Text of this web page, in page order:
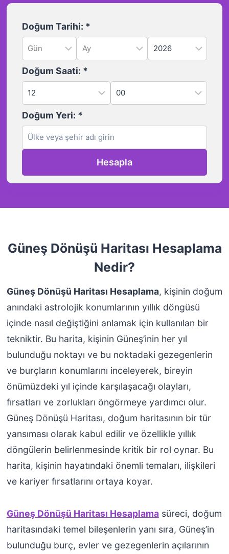
Doğum Tarihi: *
Doğum Saati: *
Doğum Yeri: *
Hesapla
Güneş Dönüşü Haritası Hesaplama
Nedir?
Güneş Dönüşü Haritası Hesaplama, kişinin doğum
anındaki astrolojik konumlarının yıllık döngüsü
içinde nasıl değiştiğini anlamak için kullanılan bir
tekniktir. Bu harita, kişinin Güneş’inin her yıl
bulunduğu noktayı ve bu noktadaki gezegenlerin
ve burçların konumlarını inceleyerek, bireyin
önümüzdeki yıl içinde karşılaşacağı olayları,
fırsatları ve zorlukları öngörmeye yardımcı olur.
Güneş Dönüşü Haritası, doğum haritasının bir tür
yansıması olarak kabul edilir ve özellikle yıllık
döngülerin belirlenmesinde kritik bir rol oynar. Bu
harita, kişinin hayatındaki önemli temaları, ilişkileri
ve kariyer fırsatlarını ortaya koyar.
Güneş Dönüşü Haritası Hesaplamasüreci, doğum
haritasındaki temel bileşenlerin yanı sıra, Güneş’in
bulunduğu burç, evler ve gezegenlerin açılarının